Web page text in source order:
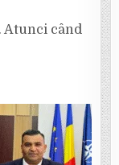
Atunci când